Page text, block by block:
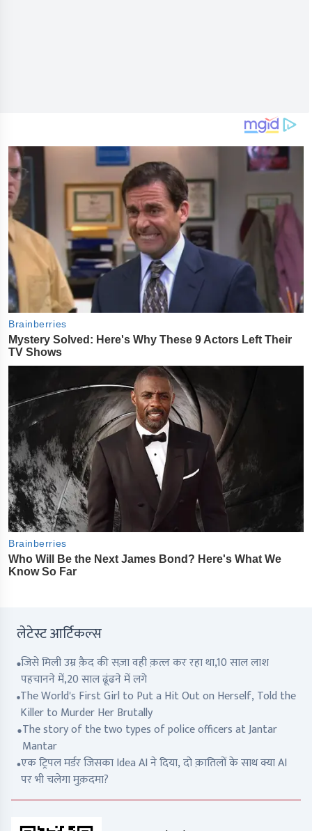
लेटेस्ट आर्टिकल्स
जिसे मिली उम्र क़ैद की सज़ा वही क़त्ल कर रहा था,10 साल लाश
पहचानने में,20 साल ढूंढने में लगे
The World's First Girl to Put a Hit Out on Herself, Told the
Killer to Murder Her Brutally
The story of the two types of police officers at Jantar
Mantar
एक ट्रिपल मर्डर जिसका Idea AI ने दिया, दो क़ातिलों के साथ क्या AI
पर भी चलेगा मुक़दमा?